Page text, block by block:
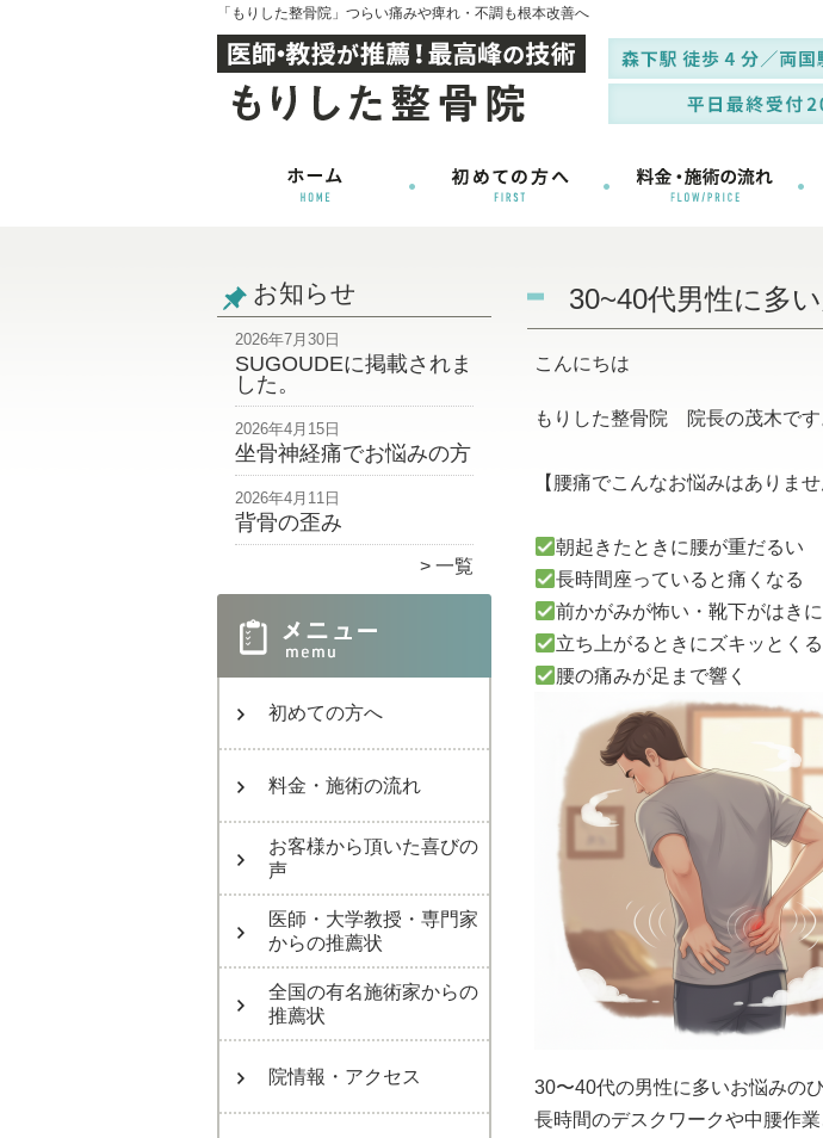
「もりした整骨院」つらい痛みや痺れ・不調も根本改善へ
お知らせ
2026年7月30日
SUGOUDEに掲載されま
した。
2026年4月15日
坐骨神経痛でお悩みの方
2026年4月11日
背骨の歪み
一覧
初めての方へ
料金・施術の流れ
お客様から頂いた喜びの
声
医師・大学教授・専門家
からの推薦状
全国の有名施術家からの
推薦状
院情報・アクセス
30~40代男性に多
こんにちは
もりした整骨院 院長の茂木です
【腰痛でこんなお悩みはありませ
朝起きたときに腰が重だるい
長時間座っていると痛くなる
前かがみが怖い・靴下がはき
立ち上がるときにズキッとくる
腰の痛みが足まで響く
30〜40代の男性に多いお悩みの
長時間のデスクワークや中腰作